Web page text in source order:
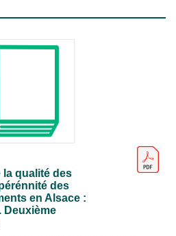
la qualité des
des
en Alsace :
Deuxième